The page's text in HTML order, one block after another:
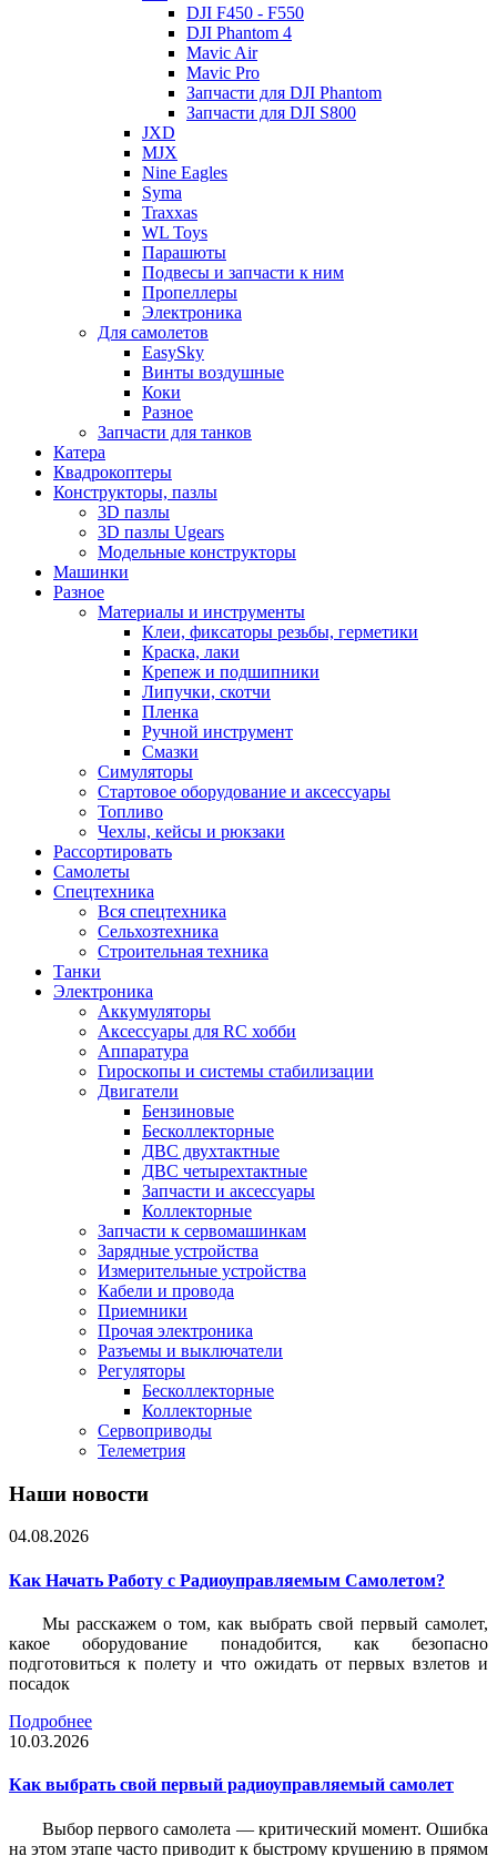
DJI F450 - F550
DJI Phantom 4
Mavic Air
Mavic Pro
Запчасти для DJI Phantom
Запчасти для DJI S800
JXD
MJX
Nine Eagles
Syma
Traxxas
WL Toys
Парашюты
Подвесы и запчасти к ним
Пропеллеры
Электроника
Для самолетов
EasySky
Винты воздушные
Коки
Разное
Запчасти для танков
Катера
Квадрокоптеры
Конструкторы, пазлы
3D пазлы
3D пазлы Ugears
Модельные конструкторы
Машинки
Разное
Материалы и инструменты
Клеи, фиксаторы резьбы, герметики
Краска, лаки
Крепеж и подшипники
Липучки, скотчи
Пленка
Ручной инструмент
Смазки
Симуляторы
Стартовое оборудование и аксессуары
Топливо
Чехлы, кейсы и рюкзаки
Рассортировать
Самолеты
Спецтехника
Вся спецтехника
Сельхозтехника
Строительная техника
Танки
Электроника
Аккумуляторы
Аксессуары для RC хобби
Аппаратура
Гироскопы и системы стабилизации
Двигатели
Бензиновые
Бесколлекторные
ДВС двухтактные
ДВС четырехтактные
Запчасти и аксессуары
Коллекторные
Запчасти к сервомашинкам
Зарядные устройства
Измерительные устройства
Кабели и провода
Приемники
Прочая электроника
Разъемы и выключатели
Регуляторы
Бесколлекторные
Коллекторные
Сервоприводы
Телеметрия
Наши новости
04.08.2026
Как Начать Работу с Радиоуправляемым Самолетом?
Мы расскажем о том, как выбрать свой первый самолет,
какое оборудование понадобится, как безопасно
подготовиться к полету и что ожидать от первых взлетов и
посадок
Подробнее
10.03.2026
Как выбрать свой первый радиоуправляемый самолет
Выбор первого самолета — критический момент. Ошибка
на этом этапе часто приводит к быстрому крушению в прямом